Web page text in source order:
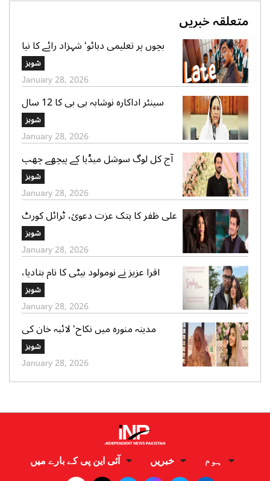
متعلقہ خبریں
بچوں پر تعلیمی دبائو‘ شہزاد رائے کا نیا
گانا سوشل میڈیا پر وائرل
شوبز
January 28, 2026
سینئر اداکارہ نوشابہ بی بی کا 12 سال
کی عمر میں شادی ہونے کا اعتراف
شوبز
January 28, 2026
آج کل لوگ سوشل میڈیا کے پیچھے چھپ
کر ایک دوسرے پر کیچڑ اچھالتے ہیں‘ علی
عباس
شوبز
January 28, 2026
علی ظفر کا ہتک عزت دعویٰ، ٹرائل کورٹ
شوبز
January 28, 2026
اقرا عزیز نے نومولود بیٹی کا نام بتادیا،
مداحوں کی مبارکباد
شوبز
January 28, 2026
مدینہ منورہ میں نکاح‘ لائبہ خان کی
دعائے خیر کی تصاویر بھی وائرل
شوبز
January 28, 2026
ہوم خبریں آئی این پی کے بارے میں